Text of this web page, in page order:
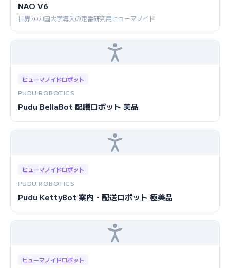
NAO V6
世界70カ国大学導入の定番研究用ヒューマノイド
ヒューマノイドロボット
PUDU ROBOTICS
Pudu BellaBot 配膳ロボット 美品
ヒューマノイドロボット
PUDU ROBOTICS
Pudu KettyBot 案内・配送ロボット 極美品
ヒューマノイドロボット